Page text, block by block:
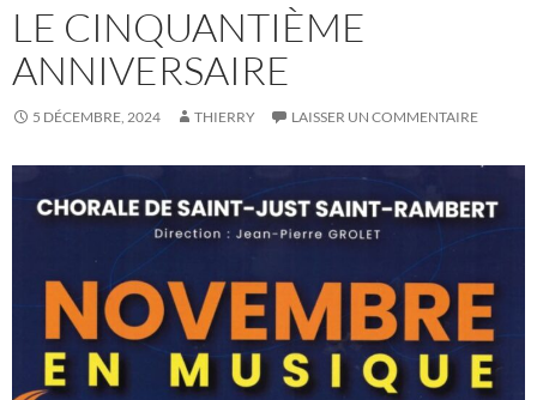
LE CINQUANTIÈME
ANNIVERSAIRE
5 DÉCEMBRE, 2024 THIERRY LAISSER UN COMMENTAIRE